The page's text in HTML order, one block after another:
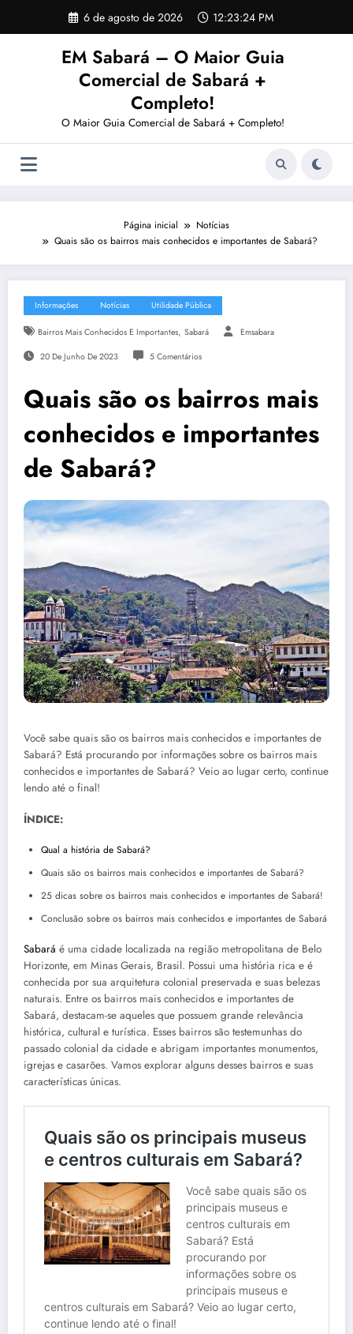
o
6 de agosto de 2026 12:23:25 PM
EM Sabará – O Maior Guia
Comercial de Sabará +
Completo!
O Maior Guia Comercial de Sabará + Completo!
Página inicial
Notícias
Quais são os bairros mais conhecidos e importantes de Sabará?
Informações Notícias Utilidade Pública
Bairros Mais Conhecidos E Importantes, Sabará Emsabara
20 De Junho De 2023 5 Comentários
Quais são os bairros mais
conhecidos e importantes
de Sabará?
Você sabe quais são os bairros mais conhecidos e importantes de
Sabará? Está procurando por informações sobre os bairros mais
conhecidos e importantes de Sabará? Veio ao lugar certo, continue
lendo até o final!
ÍNDICE:
Qual a história de Sabará?
Quais são os bairros mais conhecidos e importantes de Sabará?
25 dicas sobre os bairros mais conhecidos e importantes de Sabará!
Conclusão sobre os bairros mais conhecidos e importantes de Sabará
Sabará é uma cidade localizada na região metropolitana de Belo
Horizonte, em Minas Gerais, Brasil. Possui uma história rica e é
conhecida por sua arquitetura colonial preservada e suas belezas
naturais. Entre os bairros mais conhecidos e importantes de
Sabará, destacam-se aqueles que possuem grande relevância
histórica, cultural e turística. Esses bairros são testemunhas do
passado colonial da cidade e abrigam importantes monumentos,
igrejas e casarões. Vamos explorar alguns desses bairros e suas
características únicas.